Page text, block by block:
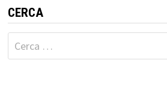
CERCA
Ricerca
per: